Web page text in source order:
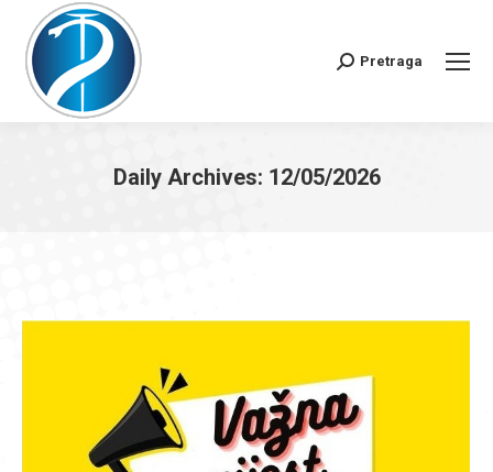
Search:
Pretraga
Daily Archives: 12/05/2026